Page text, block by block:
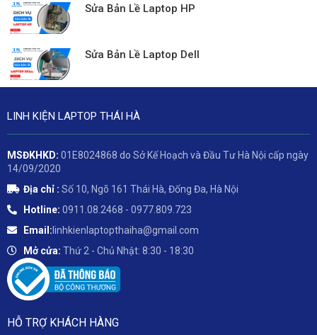
Sửa Bản Lề Laptop HP
Sửa Bản Lề Laptop Dell
LINH KIỆN LAPTOP THÁI HÀ
MSĐKHKD: 01E8024868 do Sở Kế Hoạch và Đầu Tư Hà Nội cấp ngày
14/09/2020
Địa chỉ : Số 10, Ngõ 161 Thái Hà, Đống Đa, Hà Nội
Hotline: 0911.08.2468 - 0977.809.723
Email: linhkienlaptopthaiha@gmail.com
Mở cửa: Thứ 2 - Chủ Nhật: 8:30 - 18:30
HỖ TRỢ KHÁCH HÀNG